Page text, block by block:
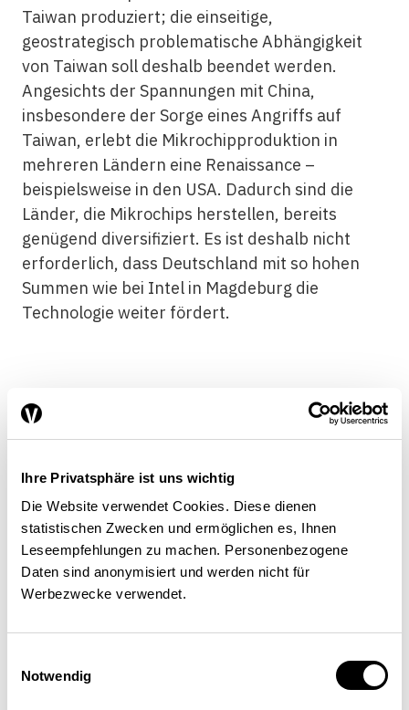
Ihre Privatsphäre ist uns wichtig
Die Website verwendet Cookies. Diese dienen
statistischen Zwecken und ermöglichen es, Ihnen
Leseempfehlungen zu machen. Personenbezogene
Daten sind anonymisiert und werden nicht für
Werbezwecke verwendet.
Notwendig
Taiwan produziert; die einseitige,
geostrategisch problematische Abhängigkeit
von Taiwan soll deshalb beendet werden.
Angesichts der Spannungen mit China,
insbesondere der Sorge eines Angriffs auf
Taiwan, erlebt die Mikrochipproduktion in
mehreren Ländern eine Renaissance –
beispielsweise in den USA. Dadurch sind die
Länder, die Mikrochips herstellen, bereits
genügend diversifiziert. Es ist deshalb nicht
erforderlich, dass Deutschland mit so hohen
Summen wie bei Intel in Magdeburg die
Technologie weiter fördert.
Alle für wenige
für Deutschland wollte als fünften Punkt das
Wettbewerbsrecht in der EU und Deutschland
anpassen, um sogenannte nationale Champions
aufzubauen. Im Grundsatz geht es bei
nationalen Champions darum,
marktbeherrschende Stellungen in der EU zu
Wettbewerbsposition erlangen. Oder anders